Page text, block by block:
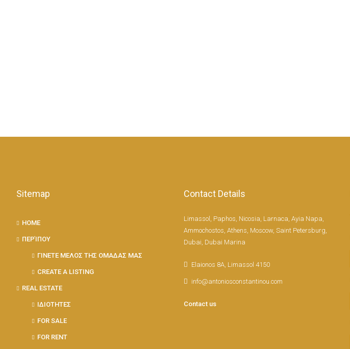
Sitemap
HOME
ΠΕΡΊΠΟΥ
ΓΙΝΕΤΕ ΜΕΛΟΣ ΤΗΣ ΟΜΑΔΑΣ ΜΑΣ
CREATE A LISTING
REAL ESTATE
ΙΔΙΟΤΗΤΕΣ
FOR SALE
FOR RENT
Contact Details
Limassol, Paphos, Nicosia, Larnaca, Ayia Napa,
Ammochostos, Athens, Moscow, Saint Petersburg,
Dubai, Dubai Marina
Elaionos 8A, Limassol 4150
info@antoniosconstantinou.com
Contact us